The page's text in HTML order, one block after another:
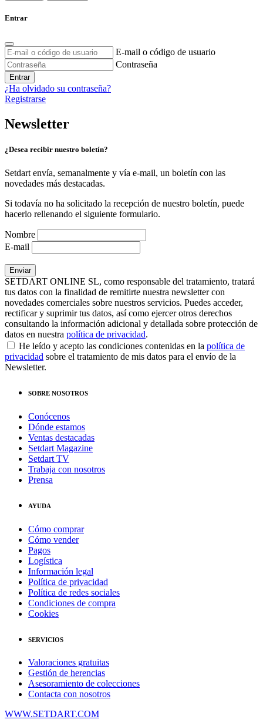
Entrar
E-mail o código de usuario
Contraseña
Entrar
¿Ha olvidado su contraseña?
Registrarse
Newsletter
¿Desea recibir nuestro boletín?
Setdart envía, semanalmente y vía e-mail, un boletín con las
novedades más destacadas.
Si todavía no ha solicitado la recepción de nuestro boletín, puede
hacerlo rellenando el siguiente formulario.
Nombre
E-mail
SETDART ONLINE SL, como responsable del tratamiento, tratará
tus datos con la finalidad de remitirte nuestra newsletter con
novedades comerciales sobre nuestros servicios. Puedes acceder,
rectificar y suprimir tus datos, así como ejercer otros derechos
consultando la información adicional y detallada sobre protección de
datos en nuestra política de privacidad.
He leído y acepto las condiciones contenidas en la política de
privacidad sobre el tratamiento de mis datos para el envío de la
Newsletter.
SOBRE NOSOTROS
Conócenos
Dónde estamos
Ventas destacadas
Setdart Magazine
Setdart TV
Trabaja con nosotros
Prensa
AYUDA
Cómo comprar
Cómo vender
Pagos
Logística
Información legal
Política de privacidad
Política de redes sociales
Condiciones de compra
Cookies
SERVICIOS
Valoraciones gratuitas
Gestión de herencias
Asesoramiento de colecciones
Contacta con nosotros
WWW.SETDART.COM